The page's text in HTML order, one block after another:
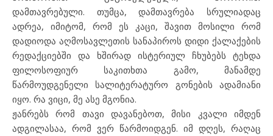
დამთავრებული. თუმცა, დამთავრება სრულიადაც
ადრეა, იმიტომ, რომ ეს კაცი, შავით მოსილი რომ
დადიოდა აღმოსავლეთის სანაპიროს დიდი ქალაქების
რედაქციებში და ხშირად ისტერიულ ჩხუბებს ტეხდა
ფილოსოფიურ საკითხთა გამო, მანამდე
წარმოუდგენელი სალიტერატურო გონების ადამიანი
იყო. რა ვიცი, მე ასე მგონია.
ჟანრებს რომ თავი დავანებოთ, მისი კვალი იმდენ
ადგილასაა, რომ ვერ წარმოიდგენ. იმ დღეს, რაღაც